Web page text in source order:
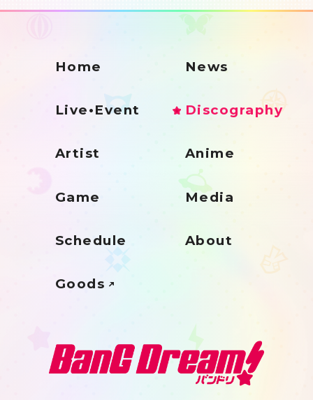
Home News
Live•Event Discography
Artist Anime
Game Media
Schedule About
Goods